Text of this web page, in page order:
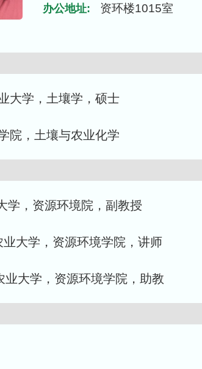
办公地址: 资环楼1015室
大学，土壤学，硕士
院，土壤与农业化学
学，资源环境院，副教授
业大学，资源环境学院，讲师
业大学，资源环境学院，助教